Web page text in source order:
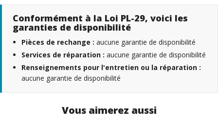
Conformément à la Loi PL-29, voici les
garanties de disponibilité
Pièces de rechange : aucune garantie de disponibilité
Services de réparation : aucune garantie de disponibilité
Renseignements pour l'entretien ou la réparation :
aucune garantie de disponibilité
Vous aimerez aussi